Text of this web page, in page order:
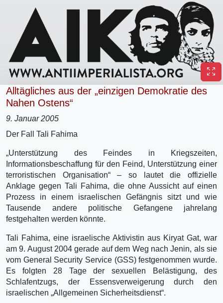
Alltägliches aus der „einzigen Demokratie des
Nahen Ostens“
9. Januar 2005
Der Fall Tali Fahima
„Unterstützung des Feindes in Kriegszeiten,
Informationsbeschaffung für den Feind, Unterstützung einer
terroristischen Organisation“ – so lautet die offizielle
Anklage gegen Tali Fahima, die ohne Aussicht auf einen
Prozess in einem israelischen Gefängnis sitzt und wie
Tausende andere politische Gefangene jahrelang
festgehalten werden könnte.
Tali Fahima, eine israelische Aktivistin aus Kiryat Gat, war
am 9. August 2004 gerade auf dem Weg nach Jenin, als sie
vom General Security Service (GSS) festgenommen wurde.
Es folgten 28 Tage der sexuellen Belästigung, des
Schlafentzugs, der Essensverweigerung durch den
israelischen „Allgemeinen Sicherheitsdienst“.